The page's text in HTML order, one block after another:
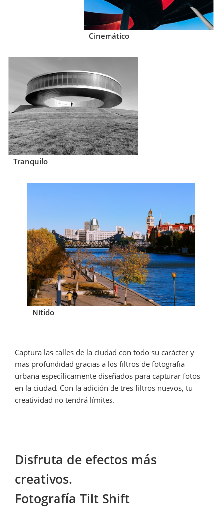
Captura las calles de la ciudad con todo su carácter y
más profundidad gracias a los filtros de fotografía
urbana específicamente diseñados para capturar fotos
en la ciudad. Con la adición de tres filtros nuevos, tu
creatividad no tendrá límites.
Cinemático
Tranquilo
Nítido
Disfruta de efectos más
creativos.
Fotografía Tilt Shift